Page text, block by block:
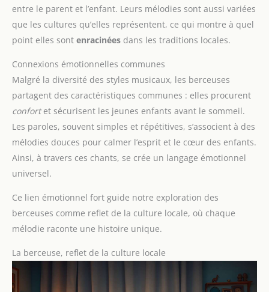
entre le parent et l’enfant. Leurs mélodies sont aussi variées
que les cultures qu’elles représentent, ce qui montre à quel
point elles sont enracinées dans les traditions locales.
Connexions émotionnelles communes
Malgré la diversité des styles musicaux, les berceuses
partagent des caractéristiques communes : elles procurent
confortet sécurisent les jeunes enfants avant le sommeil.
Les paroles, souvent simples et répétitives, s’associent à des
mélodies douces pour calmer l’esprit et le cœur des enfants.
Ainsi, à travers ces chants, se crée un langage émotionnel
universel.
Ce lien émotionnel fort guide notre exploration des
berceuses comme reflet de la culture locale, où chaque
mélodie raconte une histoire unique.
La berceuse, reflet de la culture locale